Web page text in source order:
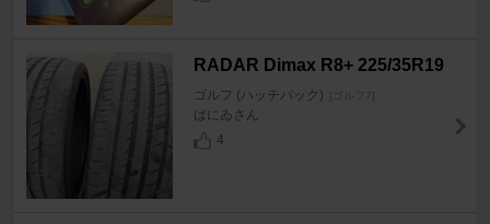
RADAR Dimax R8+ 225/35R19
ゴルフ (ハッチバック) [ゴルフ7]
ばにゐさん
4